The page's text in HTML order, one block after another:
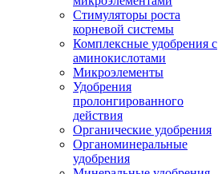
Стимуляторы роста
корневой системы
Комплексные удобрения с
аминокислотами
Микроэлементы
Удобрения
пролонгированного
действия
Органические удобрения
Органоминеральные
удобрения